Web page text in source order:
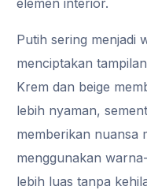
Putih sering menjadi
menciptakan
Krem dan beige
lebih nyaman,
memberikan nuansa
menggunakan
lebih luas tanpa